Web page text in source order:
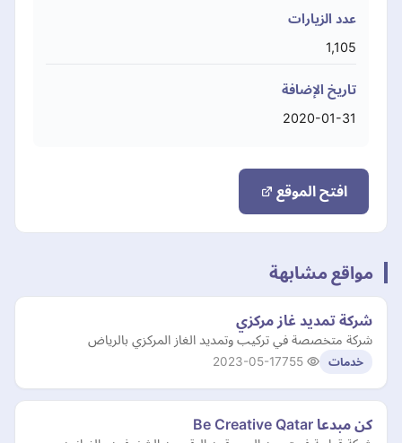
عدد الزيارات
1,105
تاريخ الإضافة
2020-01-31
افتح الموقع
مواقع مشابهة
شركة تمديد غاز مركزي
شركة متخصصة في تركيب وتمديد الغاز المركزي بالرياض
خدمات 2023-05-17
كن مبدعا Be Creative Qatar